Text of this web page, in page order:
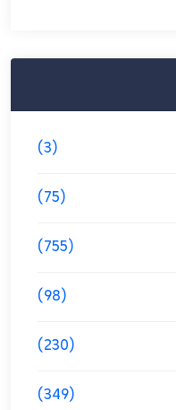
(3)
(75)
(755)
(98)
(230)
(349)